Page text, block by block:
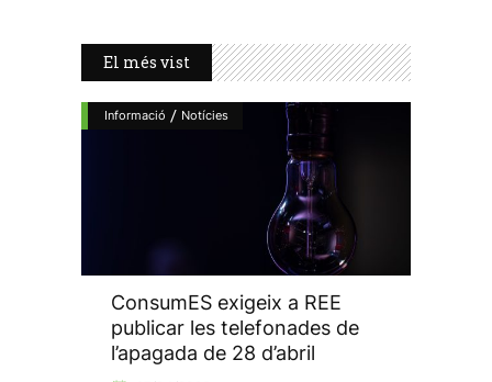
El més vist
Informació / Notícies
ConsumES exigeix a REE
publicar les telefonades de
l’apagada de 28 d’abril